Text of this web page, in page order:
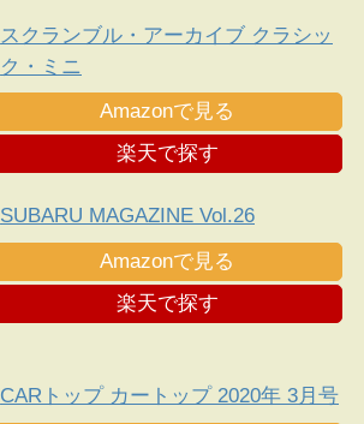
スクランブル・アーカイブ クラシッ
ク・ミニ
Amazonで見る
楽天で探す
SUBARU MAGAZINE Vol.26
Amazonで見る
楽天で探す
CARトップ カートップ 2020年 3月号